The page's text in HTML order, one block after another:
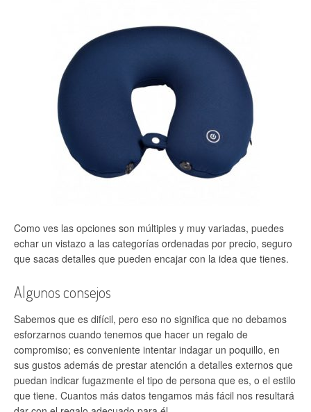
Como ves las opciones son múltiples y muy variadas, puedes
echar un vistazo a las categorías ordenadas por precio, seguro
que sacas detalles que pueden encajar con la idea que tienes.
Algunos consejos
Sabemos que es difícil, pero eso no significa que no debamos
esforzarnos cuando tenemos que hacer un regalo de
compromiso; es conveniente intentar indagar un poquillo, en
sus gustos además de prestar atención a detalles externos que
puedan indicar fugazmente el tipo de persona que es, o el estilo
que tiene. Cuantos más datos tengamos más fácil nos resultará